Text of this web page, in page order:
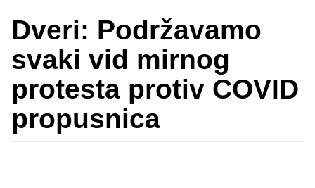
Dveri: Podržavamo
svaki vid mirnog
protesta protiv COVID
propusnica